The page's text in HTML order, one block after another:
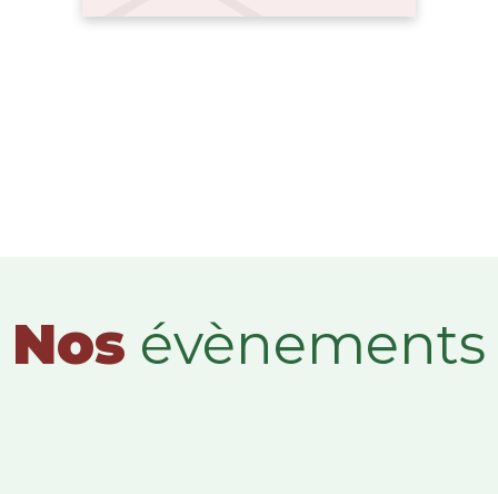
Nos évènements